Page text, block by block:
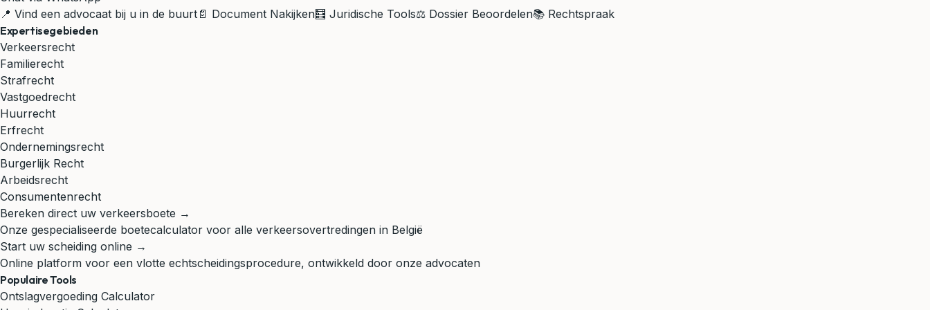
📍 Vind een advocaat bij u in de buurt 📄 Document Nakijken🧮 Juridische Tools⚖️ Dossier Beoordelen📚 Rechtspraak
Expertisegebieden
Verkeersrecht
Familierecht
Strafrecht
Vastgoedrecht
Huurrecht
Erfrecht
Ondernemingsrecht
Burgerlijk Recht
Arbeidsrecht
Consumentenrecht
Bereken direct uw verkeersboete →
Onze gespecialiseerde boetecalculator voor alle verkeersovertredingen in België
Start uw scheiding online →
Online platform voor een vlotte echtscheidingsprocedure, ontwikkeld door onze advocaten
Populaire Tools
Ontslagvergoeding Calculator